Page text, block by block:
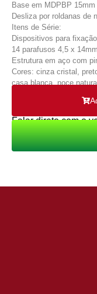
Base em MDPBP
Desliza por roldanas de
Itens de Série:
Dispositivos para
14 parafusos 4,5 x 14mm
Estrutura em aço com
Cores: cinza cristal,
casa blanca, noce
Falar direto com o